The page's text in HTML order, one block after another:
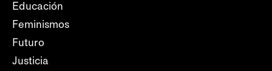
Educación
Feminismos
Futuro
Justicia